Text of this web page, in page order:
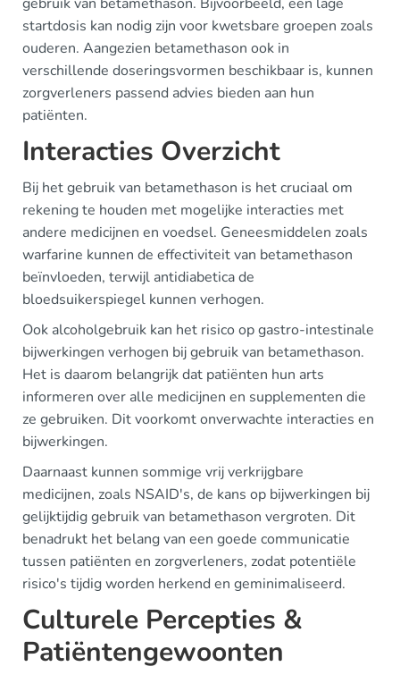
startdosis kan nodig zijn voor kwetsbare groepen zoals
ouderen. Aangezien betamethason ook in
verschillende doseringsvormen beschikbaar is, kunnen
zorgverleners passend advies bieden aan hun
patiënten.
Interacties Overzicht
Bij het gebruik van betamethason is het cruciaal om
rekening te houden met mogelijke interacties met
andere medicijnen en voedsel. Geneesmiddelen zoals
warfarine kunnen de effectiviteit van betamethason
beïnvloeden, terwijl antidiabetica de
bloedsuikerspiegel kunnen verhogen.
Ook alcoholgebruik kan het risico op gastro-intestinale
bijwerkingen verhogen bij gebruik van betamethason.
Het is daarom belangrijk dat patiënten hun arts
informeren over alle medicijnen en supplementen die
ze gebruiken. Dit voorkomt onverwachte interacties en
bijwerkingen.
Daarnaast kunnen sommige vrij verkrijgbare
medicijnen, zoals NSAID's, de kans op bijwerkingen bij
gelijktijdig gebruik van betamethason vergroten. Dit
benadrukt het belang van een goede communicatie
tussen patiënten en zorgverleners, zodat potentiële
risico's tijdig worden herkend en geminimaliseerd.
Culturele Percepties &
Patiëntengewoonten